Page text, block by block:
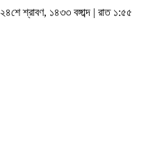
২৪শে শ্রাবণ, ১৪৩৩ বঙ্গাব্দ | রাত ১:৫৫